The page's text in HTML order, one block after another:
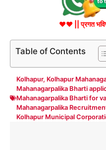
♥♥ || प्रगत
Table of Contents
Kolhapur, Kolhapur
Mahanagarpalika Bharti
Mahanagarpalika Bharti for
Mahanagarpalika
Kolhapur Municipal